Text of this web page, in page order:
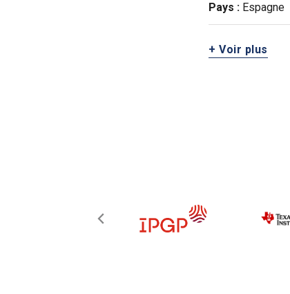
Pays : Espagne
+ Voir plus